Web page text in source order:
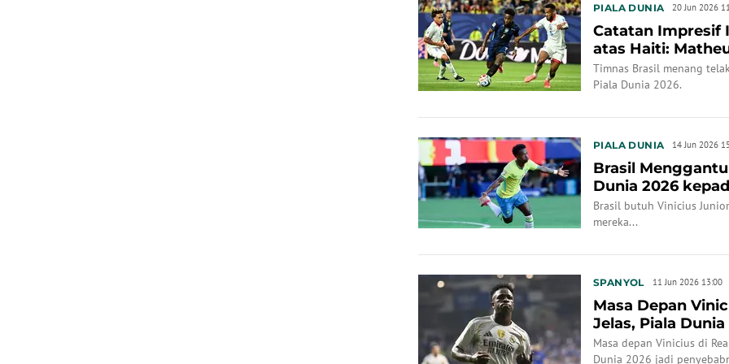
PIALA DUNIA 20 Jun 2026
Catatan Impresif
atas Haiti:
Vinicius J...
Timnas Brasil menang
Piala Dunia 2026.
PIALA DUNIA 14 Jun 2026
Brasil
Dunia 2026
Brasil butuh Vinicius
mereka...
SPANYOL 11 Jun 2026 13:00
Masa Depan
Jelas, Piala
Masa depan Vinicius di
Dunia 2026 jadi